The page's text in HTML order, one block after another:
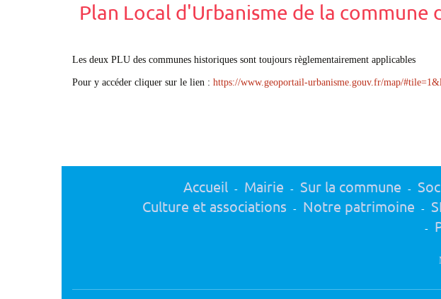
Plan Local d'Urbanisme de la commune
Les deux PLU des communes historiques sont toujours règlementairement applicables
Pour y accéder cliquer sur le lien : https://www.geoportail-urbanisme.gouv.fr/map/
Accueil - Mairie - Sur la commune -
Culture et associations - Notre patrimoine -
-